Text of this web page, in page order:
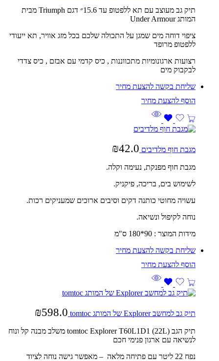
תיק גב מעוצב עם תא ללפטופ עד 15.6״ דגם Triumph מבית
המותג Under Armour
ציפוי דוחה מים שמגן על התכולה שלכם בכל מזג אוויר, תא ייעודי
ללפטופ מרופד
רצועות ארגונומיות מתכווננות , כיס קדמי עם אבזם , כיס צדדי
לבקבוק מים
שליחת בקשה להצעת מחיר
מגבת חוף מלדיבים ₪42.0
מגבת חוף מפנקת, נעימה וקלה.
לשימוש בים, בריכה, פיקניק.
עשויה מחוטי כותנה דקים וסיבים ארוכים שמעניקים רכות.
נוחה לקיפול ונשיאה.
מידות המוצר : 90*180 ס"מ
שליחת בקשה להצעת מחיר
תיק גב למחשב Explorer של המותג tomtoc ₪598.0
תיק הגב tomtoc Explorer T60L1D1 (22L) משלב מבנה קל ונוח
לנשיאה עם ארגון פנימי חכם
נפח 22 ליטר עם פתיחה מלאה – מאפשר גישה נוחה לציוד